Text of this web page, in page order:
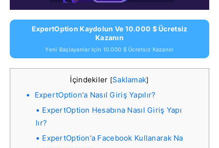
ExpertOption Kaydolun Ve 10.000 $ Ücretsiz
Kazanın
Yeni Başlayanlar Için 10.000 $ Ücretsiz Kazanın
İçindekiler [Saklamak]
ExpertOption'a Nasıl Giriş Yapılır?
ExpertOption Hesabına Nasıl Giriş Yapı
lır?
ExpertOption'a Facebook Kullanarak Na